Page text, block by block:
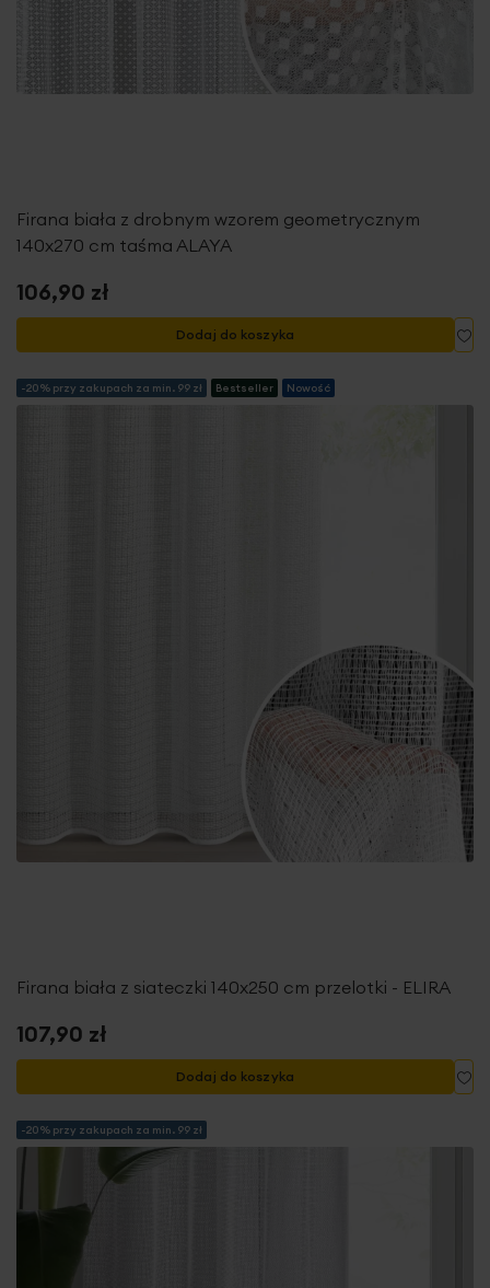
Firana biała z drobnym wzorem geometrycznym
140x270 cm taśma ALAYA
106,90 zł
Dodaj do koszyka
-20% przy zakupach za min. 99 zł Bestseller Nowość
Firana biała z siateczki 140x250 cm przelotki - ELIRA
107,90 zł
Dodaj do koszyka
-20% przy zakupach za min. 99 zł